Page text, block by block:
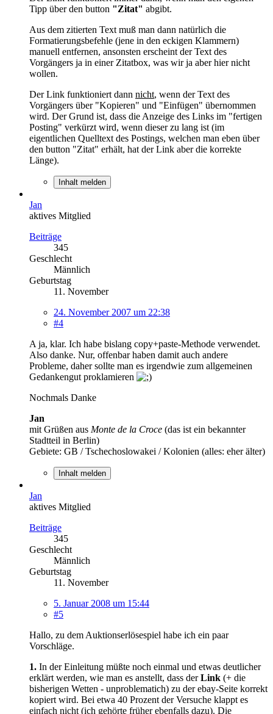
Tipp über den button "Zitat" abgibt.
Aus dem zitierten Text muß man dann natürlich die
Formatierungsbefehle (jene in den eckigen Klammern)
manuell entfernen, ansonsten erscheint der Text des
Vorgängers ja in einer Zitatbox, was wir ja aber hier nicht
wollen.
Der Link funktioniert dann nicht, wenn der Text des
Vorgängers über "Kopieren" und "Einfügen" übernommen
wird. Der Grund ist, dass die Anzeige des Links im "fertigen
Posting" verkürzt wird, wenn dieser zu lang ist (im
eigentlichen Quelltext des Postings, welchen man eben über
den button "Zitat" erhält, hat der Link aber die korrekte
Länge).
Inhalt melden
Jan
aktives Mitglied
Beiträge
345
Geschlecht
Männlich
Geburtstag
11. November
24. November 2007 um 22:38
#4
A ja, klar. Ich habe bislang copy+paste-Methode verwendet.
Also danke. Nur, offenbar haben damit auch andere
Probleme, daher sollte man es irgendwie zum allgemeinen
Gedankengut proklamieren
Nochmals Danke
Jan
mit Grüßen aus Monte de la Croce (das ist ein bekannter
Stadtteil in Berlin)
Gebiete: GB / Tschechoslowakei / Kolonien (alles: eher älter)
Inhalt melden
Jan
aktives Mitglied
Beiträge
345
Geschlecht
Männlich
Geburtstag
11. November
5. Januar 2008 um 15:44
#5
Hallo, zu dem Auktionserlösespiel habe ich ein paar
Vorschläge.
1. In der Einleitung müßte noch einmal und etwas deutlicher
erklärt werden, wie man es anstellt, dass derLink (+ die
bisherigen Wetten - unproblematich) zu der ebay-Seite korrekt
kopiert wird. Bei etwa 40 Prozent der Versuche klappt es
einfach nicht (ich gehörte früher ebenfalls dazu). Die